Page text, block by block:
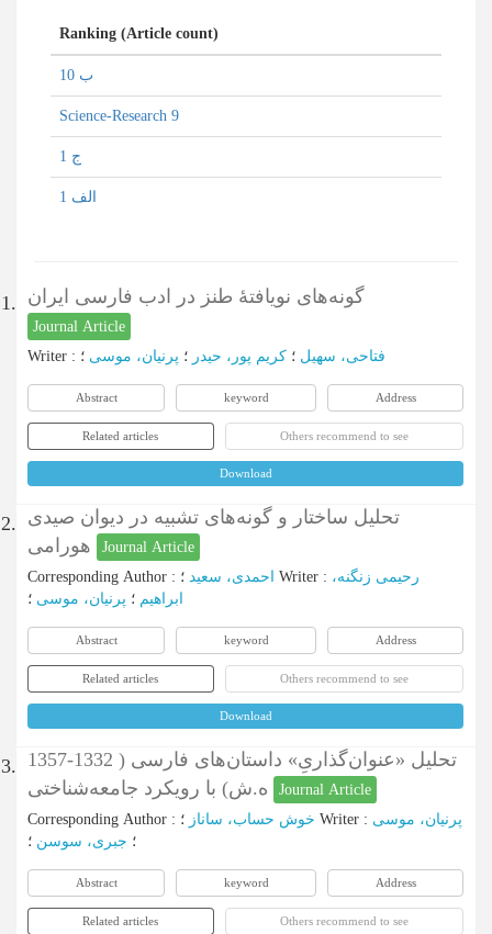
Ranking (Article count)
ب 10
Science-Research 9
ج 1
الف 1
1. گونه‌های نویافتۀ طنز در ادب فارسی ایران
Journal Article
Writer : فتاحی، سهیل ؛ کریم پور، حیدر ؛ پرنیان، موسی ؛
Abstract keyword Address
Related articles Others recommend to see
Download
2. تحلیل ساختار و گونه‌های تشبیه در دیوان صیدی
Journal Article
Corresponding Author : احمدی، سعید Writer : رحیمی زنگنه،
ابراهیم ؛ پرنیان، موسی ؛
Abstract keyword Address
Related articles Others recommend to see
Download
3. تحلیل «عنوان‌گذاریِ» داستان‌های فارسی ( 1332-1357
Journal Article
Corresponding Author : خوش حساب، ساناز Writer : پرنیان، موسی
؛ جبری، سوسن ؛
Abstract keyword Address
Related articles Others recommend to see